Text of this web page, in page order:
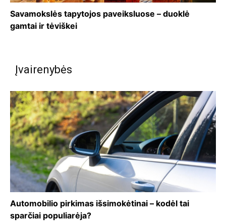
Savamokslės tapytojos paveiksluose – duoklė
gamtai ir tėviškei
Įvairenybės
Automobilio pirkimas išsimokėtinai – kodėl tai
sparčiai populiarėja?